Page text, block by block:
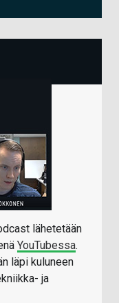
lähetetään
YouTubessa.
läpi kuluneen
ja